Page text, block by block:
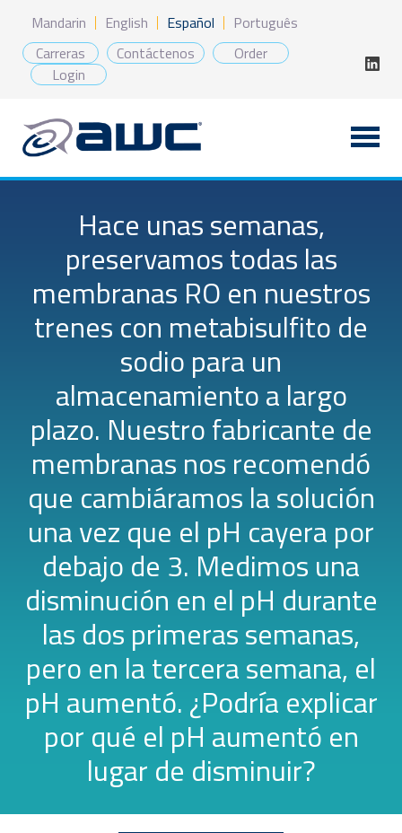
contenido
Mandarin English Español
Português
Carreras
Contáctenos
Order
Login
Hace unas semanas,
preservamos todas las
membranas RO en nuestros
trenes con metabisulfito de
sodio para un
almacenamiento a largo
plazo. Nuestro fabricante de
membranas nos recomendó
que cambiáramos la solución
una vez que el pH cayera por
debajo de 3. Medimos una
disminución en el pH durante
las dos primeras semanas,
pero en la tercera semana, el
pH aumentó. ¿Podría explicar
por qué el pH aumentó en
lugar de disminuir?